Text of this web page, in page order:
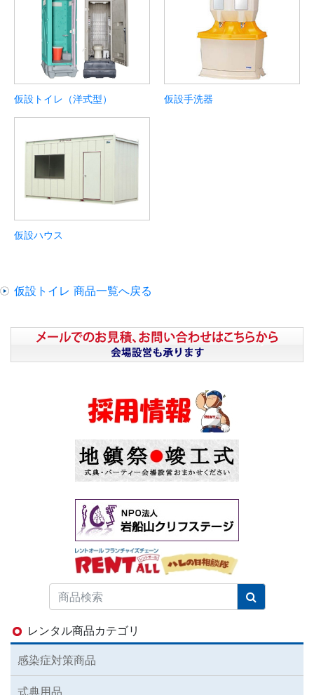
仮設トイレ（洋式型） 仮設手洗器
仮設ハウス
仮設トイレ 商品一覧へ戻る
レンタル商品カテゴリ
感染症対策商品
式典用品